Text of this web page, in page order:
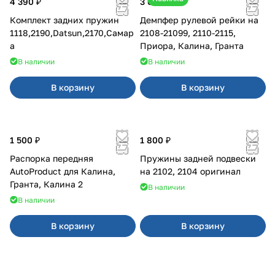
Комплект задних пружин
1118,2190,Datsun,2170,Самар
а
В наличии
В корзину
Демпфер рулевой рейки на
2108-21099, 2110-2115,
Приора, Калина, Гранта
В наличии
В корзину
1 500 ₽
Распорка передняя
AutoProduct для Калина,
Гранта, Калина 2
В наличии
В корзину
1 800 ₽
Пружины задней подвески
на 2102, 2104 оригинал
В наличии
В корзину